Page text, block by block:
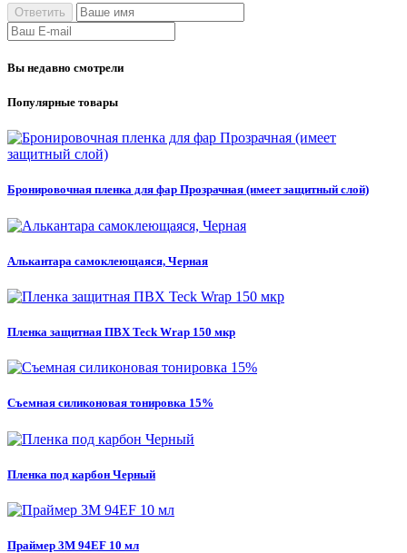
Вы недавно смотрели
Популярные товары
Бронировочная пленка для фар Прозрачная (имеет защитный слой)
Алькантара самоклеющаяся, Черная
Пленка защитная ПВХ Teck Wrap 150 мкр
Съемная силиконовая тонировка 15%
Пленка под карбон Черный
Праймер 3M 94EF 10 мл